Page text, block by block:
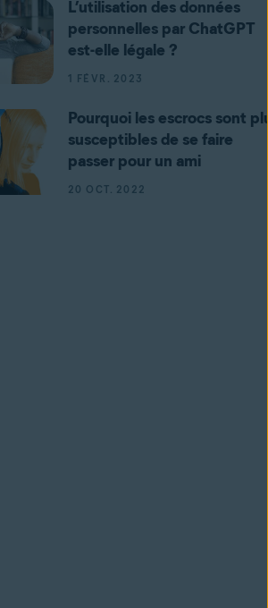
L’utilisation des données
personnelles par ChatGPT
est-elle légale ?
1 FÉVR. 2023
Pourquoi les escrocs sont
susceptibles de se faire
passer pour un ami
20 OCT. 2022